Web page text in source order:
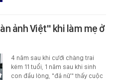
ảnh Việt" khi làm mẹ ở
4 năm sau khi cưới chàng trai
kém 11 tuổi, 1 năm sau khi sinh
con đầu lòng, "đả nữ" thấy cuộc